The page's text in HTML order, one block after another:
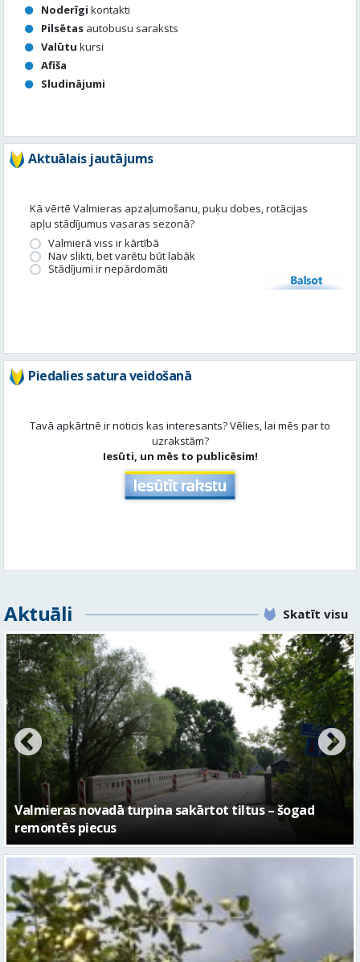
Noderīgi kontakti
Pilsētas autobusu saraksts
Valūtu kursi
Afiša
Sludinājumi
Aktuālais jautājums
Kā vērtē Valmieras apzaļumošanu, puķu dobes, rotācijas
apļu stādījumus vasaras sezonā?
Valmierā viss ir kārtībā
Nav slikti, bet varētu būt labāk
Stādījumi ir nepārdomāti
Balsot
Piedalies satura veidošanā
Tavā apkārtnē ir noticis kas interesants? Vēlies, lai mēs par to
uzrakstām?
Iesūti, un mēs to publicēsim!
Aktuāli Skatīt visu
No pagaidu teātra līdz laikmetīgās kultūras centram
– kā attīstīsies “Kurtuve”